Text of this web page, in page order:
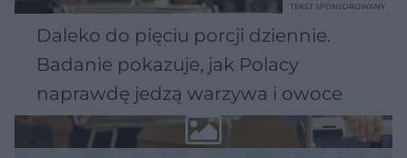
Daleko do pięciu porcji dziennie.
Badanie pokazuje, jak Polacy
naprawdę jedzą warzywa i owoce
TEKST SPONSOROWANY